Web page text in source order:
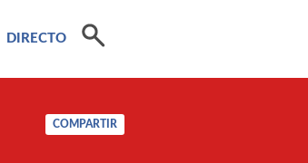
DIRECTO
COMPARTIR